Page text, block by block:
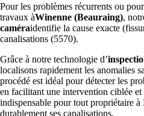
Pour les problèmes récurrents ou
travaux àWinenne (Beauraing),
caméraidentifie la cause exacte
canalisations (5570).
Grâce à notre technologie d’
localisons rapidement les anomalies
procédé est idéal pour détecter les
en facilitant une intervention ciblée
indispensable pour tout propriétaire
durablement ses canalisations.